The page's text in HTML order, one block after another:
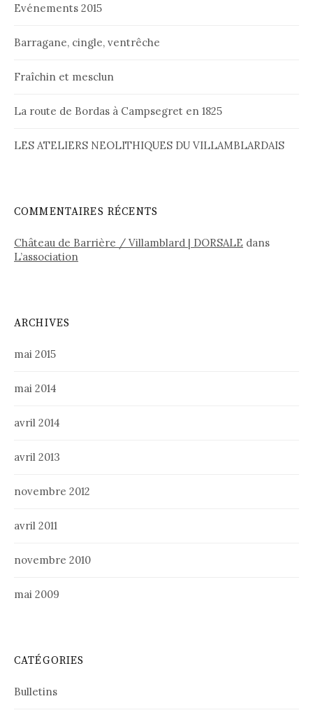
Evénements 2015
Barragane, cingle, ventrêche
Fraîchin et mesclun
La route de Bordas à Campsegret en 1825
LES ATELIERS NEOLITHIQUES DU VILLAMBLARDAIS
COMMENTAIRES RÉCENTS
Château de Barrière / Villamblard | DORSALE dans
L’association
ARCHIVES
mai 2015
mai 2014
avril 2014
avril 2013
novembre 2012
avril 2011
novembre 2010
mai 2009
CATÉGORIES
Bulletins